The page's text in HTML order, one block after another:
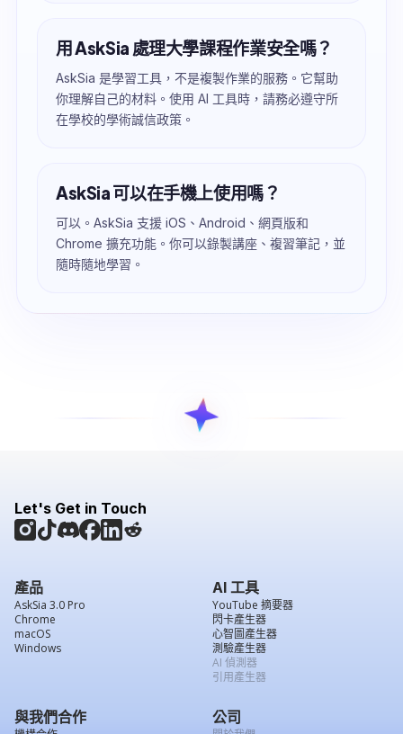
用 AskSia 處理大學課程作業安全嗎？
AskSia 是學習工具，不是複製作業的服務。它幫助
你理解自己的材料。使用 AI 工具時，請務必遵守所
在學校的學術誠信政策。
AskSia 可以在手機上使用嗎？
可以。AskSia 支援 iOS、Android、網頁版和
Chrome 擴充功能。你可以錄製講座、複習筆記，並
隨時隨地學習。
Let's Get in Touch
產品
AskSia 3.0 Pro
Chrome
macOS
Windows
AI 工具
YouTube 摘要器
閃卡產生器
心智圖產生器
測驗產生器
AI 偵測器
引用產生器
與我們合作 公司